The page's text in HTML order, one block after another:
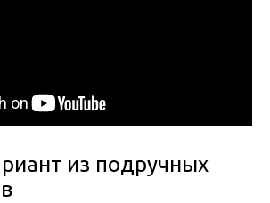
из подручных